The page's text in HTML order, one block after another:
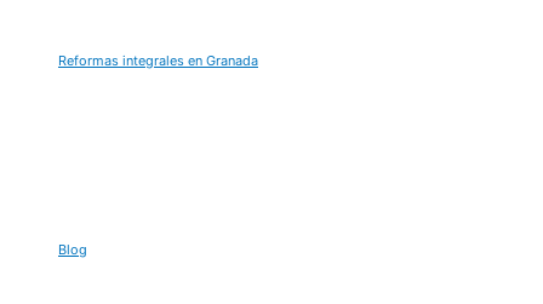
Reformas integrales en Granada
Blog